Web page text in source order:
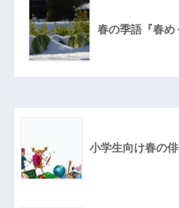
春の季語『春め
小学生向け春の